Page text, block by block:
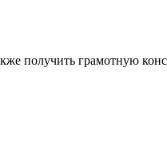
получить грамотную